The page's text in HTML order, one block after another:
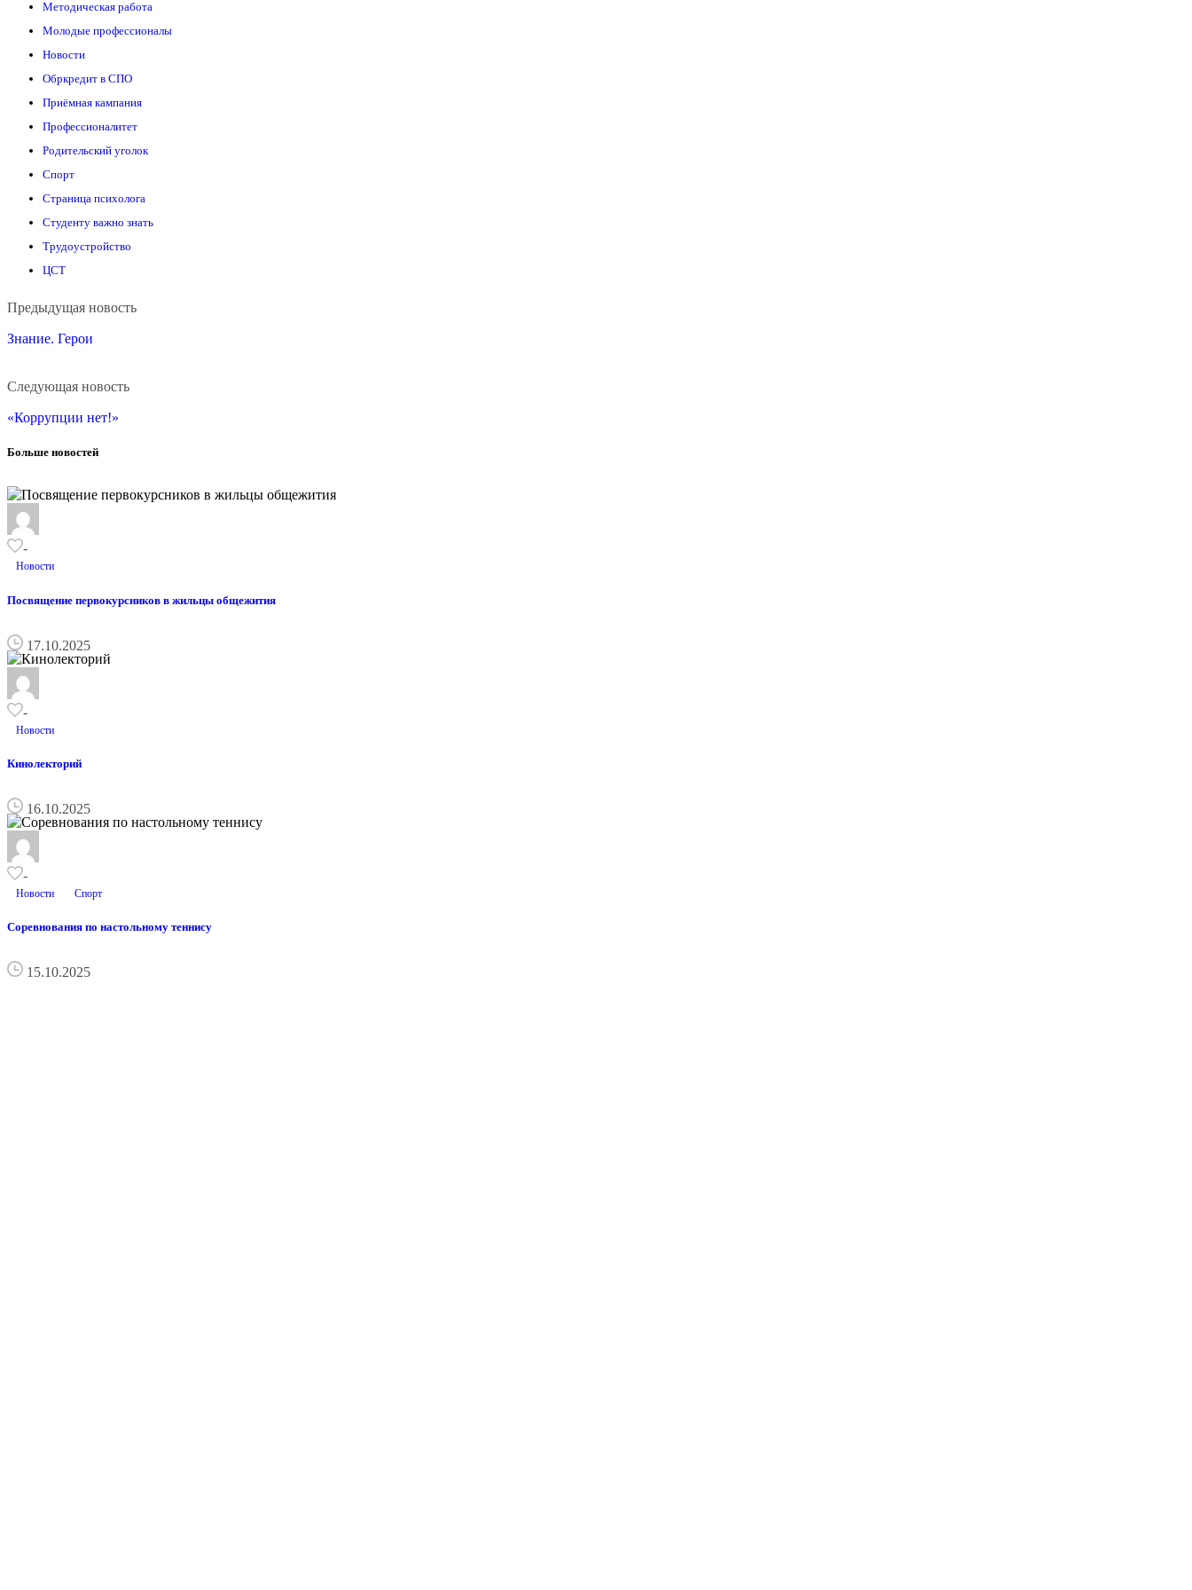
Методическая работа
Молодые профессионалы
Новости
Обркредит в СПО
Приёмная кампания
Профессионалитет
Родительский уголок
Спорт
Страница психолога
Студенту важно знать
Трудоустройство
ЦСТ
Continue
Reading
Предыдущая новость
Знание. Герои
Следующая новость
«Коррупции нет!»
Больше новостей
-
Новости
Посвящение первокурсников в жильцы общежития
17.10.2025
-
Новости
Кинолекторий
16.10.2025
-
Новости Спорт
Соревнования по настольному теннису
15.10.2025